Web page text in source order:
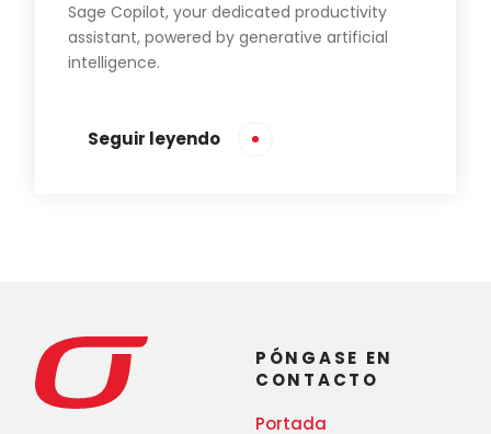
Sage Copilot, your dedicated productivity
assistant, powered by generative artificial
intelligence.
Seguir leyendo
PÓNGASE EN
CONTACTO
Portada